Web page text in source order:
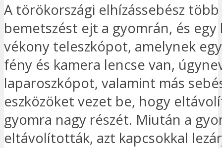
A törökországi elhízássebész
bemetszést ejt a gyomrán, és egy
vékony teleszkópot, amelynek
fény és kamera lencse van,
laparoszkópot, valamint más
eszközöket vezet be, hogy
gyomra nagy részét. Miután a
eltávolították, azt kapcsokkal